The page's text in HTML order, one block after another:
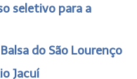
seletivo para a
do São Lourenço
Jacuí